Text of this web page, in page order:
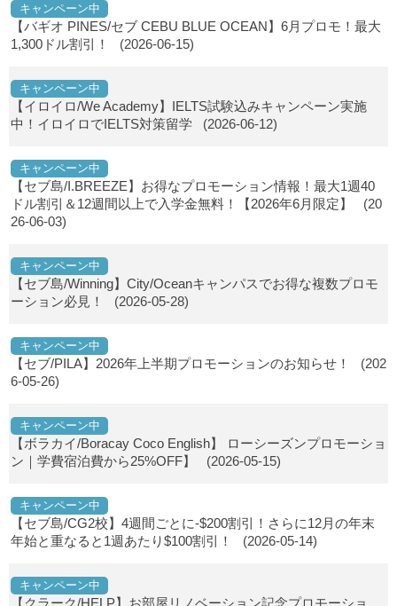
キャンペーン中
【バギオ PINES/セブ CEBU BLUE OCEAN】6月プロモ！最大
1,300ドル割引！
(2026-06-15)
キャンペーン中
【イロイロ/We Academy】IELTS試験込みキャンペーン実施
中！イロイロでIELTS対策留学 (2026-06-12)
キャンペーン中
【セブ島/I.BREEZE】お得なプロモーション情報！最大1週40
ドル割引＆12週間以上で入学金無料！【2026年6月限定】
(20
26-06-03)
キャンペーン中
【セブ島/Winning】City/Oceanキャンパスでお得な複数プロモ
ーション必見！
(2026-05-28)
キャンペーン中
【セブ/PILA】2026年上半期プロモーションのお知らせ！
(202
6-05-26)
キャンペーン中
【ボラカイ/Boracay Coco English】 ローシーズンプロモーショ
ン｜学費宿泊費から25%OFF】
(2026-05-15)
キャンペーン中
【セブ島/CG2校】4週間ごとに-$200割引！さらに12月の年末
年始と重なると1週あたり$100割引！
(2026-05-14)
キャンペーン中
【クラーク/HELP】お部屋リノベーション記念プロモーショ